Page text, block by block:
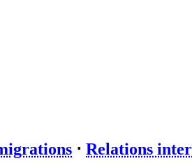
⋅ Relations